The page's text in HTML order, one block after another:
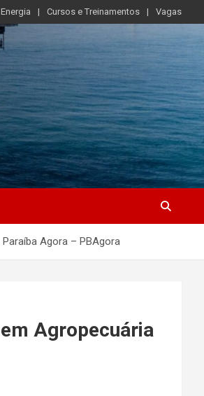
Energia Cursos e Treinamentos Vagas
Agora – PBAgora
Agropecuária